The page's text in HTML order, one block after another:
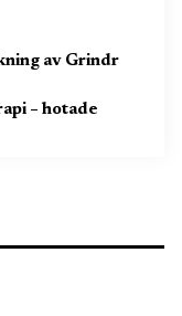
av Grindr
– hotade